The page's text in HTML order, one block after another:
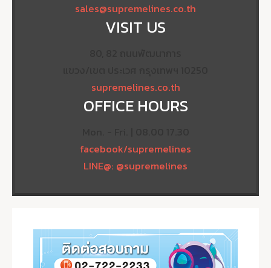
sales@supremelines.co.th
VISIT US
supremelines.co.th
OFFICE HOURS
facebook/supremelines
LINE@: @supremelines